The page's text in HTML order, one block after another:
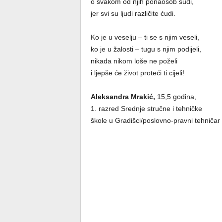
jer svi su ljudi različite ćudi.
Ko je u veselju – ti se s njim veseli,
ko je u žalosti – tugu s njim podijeli,
nikada nikom loše ne poželi
i ljepše će život proteći ti cijeli!
Aleksandra Mrakić, 15,5 godina,
1. razred Srednje stručne i tehničke
škole u Gradišci/poslovno-pravni tehničar